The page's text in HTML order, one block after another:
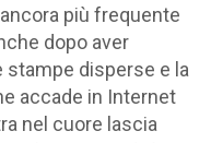
più frequente
dopo aver
stampe disperse e la
accade in Internet
nel cuore lascia